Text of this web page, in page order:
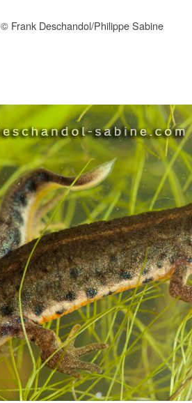
© Frank Deschandol/Philippe Sabine